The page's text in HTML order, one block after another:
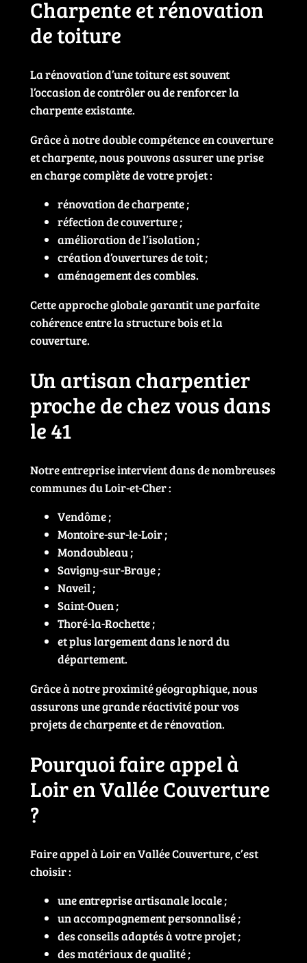
Charpente et rénovation
de toiture
La rénovation d’une toiture est souvent
l’occasion de contrôler ou de renforcer la
charpente existante.
Grâce à notre double compétence en couverture
et charpente, nous pouvons assurer une prise
en charge complète de votre projet :
rénovation de charpente ;
réfection de couverture ;
amélioration de l’isolation ;
création d’ouvertures de toit ;
aménagement des combles.
Cette approche globale garantit une parfaite
cohérence entre la structure bois et la
couverture.
Un artisan charpentier
proche de chez vous dans
le 41
Notre entreprise intervient dans de nombreuses
communes du Loir-et-Cher :
Vendôme ;
Montoire-sur-le-Loir ;
Mondoubleau ;
Savigny-sur-Braye ;
Naveil ;
Saint-Ouen ;
Thoré-la-Rochette ;
et plus largement dans le nord du
département.
Grâce à notre proximité géographique, nous
assurons une grande réactivité pour vos
projets de charpente et de rénovation.
Pourquoi faire appel à
Loir en Vallée Couverture
?
Faire appel à Loir en Vallée Couverture, c’est
choisir :
une entreprise artisanale locale ;
un accompagnement personnalisé ;
des conseils adaptés à votre projet ;
des matériaux de qualité ;